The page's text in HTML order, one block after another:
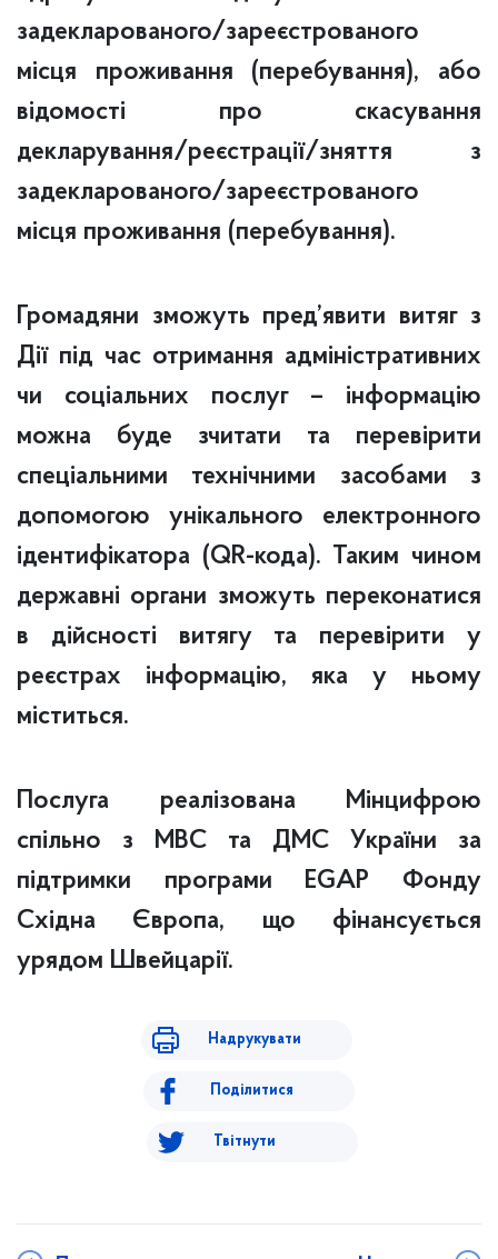
задекларованого/зареєстрованого
місця проживання (перебування), або
відомості про скасування
декларування/реєстрації/зняття з
задекларованого/зареєстрованого
місця проживання (перебування).
Громадяни зможуть пред’явити витяг з
Дії під час отримання адміністративних
чи соціальних послуг – інформацію
можна буде зчитати та перевірити
спеціальними технічними засобами з
допомогою унікального електронного
ідентифікатора (QR-кода). Таким чином
державні органи зможуть переконатися
в дійсності витягу та перевірити у
реєстрах інформацію, яка у ньому
міститься.
Послуга реалізована Мінцифрою
спільно з МВС та ДМС України за
підтримки програми EGAP Фонду
Східна Європа, що фінансується
урядом Швейцарії.
Надрукувати
Поділитися
Твітнути